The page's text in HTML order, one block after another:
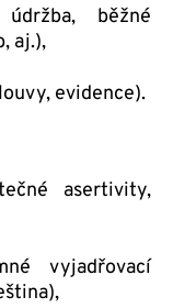
běžné
aj.),
evidence).
asertivity,
vyjadřovací